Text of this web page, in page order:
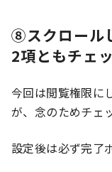
⑧スクロール
2項ともチェ
今回は閲覧権限に
が、念のためチェ
設定後は必ず完了